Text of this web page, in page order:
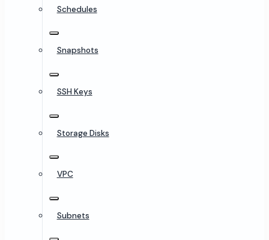
Schedules
Snapshots
SSH Keys
Storage Disks
VPC
Subnets